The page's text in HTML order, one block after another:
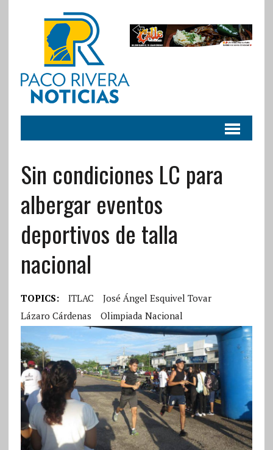
Sin condiciones LC para
albergar eventos
deportivos de talla
nacional
TOPICS: ITLAC
José Ángel Esquivel Tovar
Lázaro Cárdenas
Olimpiada Nacional